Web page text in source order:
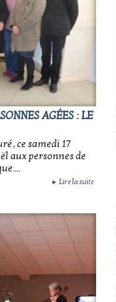
AGÉES : LE
, ce samedi 17
aux personnes de
► Lire la suite